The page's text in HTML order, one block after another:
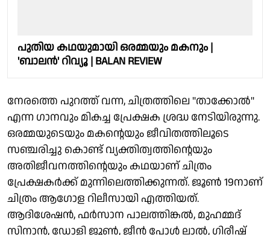
പുതിയ കഥയുമായി ഒരമ്മയും മകനും |
'ബാലൻ' റിവ്യൂ | BALAN REVIEW
നേരത്തെ പുറത്ത് വന്ന, ചിത്രത്തിലെ "താക്കോൽ"
എന്ന ഗാനവും മികച്ച പ്രേക്ഷക ശ്രദ്ധ നേടിയിരുന്നു.
ഒരമ്മയുടെയും മകൻ്റെയും ജീവിതത്തിലൂടെ
സഞ്ചരിച്ചു കൊണ്ട് വ്യക്തിത്വത്തിന്റെയും
അതിജീവനത്തിന്റെയും കഥയാണ് ചിത്രം
പ്രേക്ഷകർക്ക് മുന്നിലെത്തിക്കുന്നത്. ജൂൺ 19നാണ്
ചിത്രം ആഗോള റിലീസായി എത്തിയത്.
ആദിശേഷൻ, ഫർസാന പാലത്തിങ്കൽ, മുഹമ്മദ്
സിനാൻ, ഡോളി ജൂൺ, ജീൻ പോൾ ലാൽ, ഗിരീഷ്